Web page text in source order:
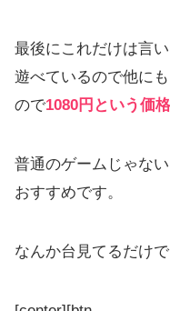
最後にこれだけは言
遊べているので他に
ので1080円という価
普通のゲームじゃな
おすすめです。
なんか台見てるだけ